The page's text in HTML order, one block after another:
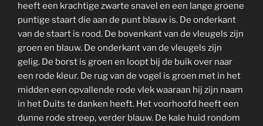
heeft een krachtige zwarte snavel en een lange groene
puntige staart die aan de punt blauw is. De onderkant
van de staart is rood. De bovenkant van de vleugels zijn
groen en blauw. De onderkant van de vleugels zijn
gelig. De borst is groen en loopt bij de buik over naar
een rode kleur. De rug van de vogel is groen met in het
midden een opvallende rode vlek waaraan hij zijn naam
in het Duits te danken heeft. Het voorhoofd heeft een
dunne rode streep, verder blauw. De kale huid rondom